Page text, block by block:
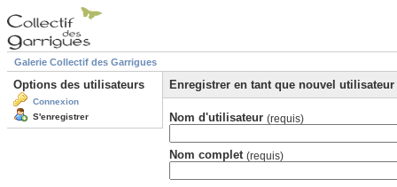
Galerie Collectif des Garrigues
Options des utilisateurs
Connexion
S'enregistrer
Enregistrer en tant que nouvel utilisateur
Nom d'utilisateur (requis)
Nom complet (requis)